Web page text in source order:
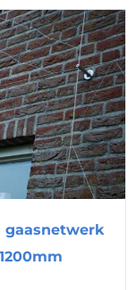
gaasnetwerk